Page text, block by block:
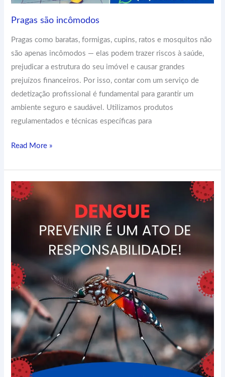
Pragas são incômodos
Pragas como baratas, formigas, cupins, ratos e mosquitos não
são apenas incômodos — elas podem trazer riscos à saúde,
prejudicar a estrutura do seu imóvel e causar grandes
prejuízos financeiros. Por isso, contar com um serviço de
dedetização profissional é fundamental para garantir um
ambiente seguro e saudável. Utilizamos produtos
regulamentados e técnicas específicas para
Read More »
Controle
Vetorial
Você
Ama